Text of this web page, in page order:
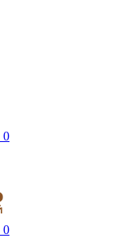
0
0